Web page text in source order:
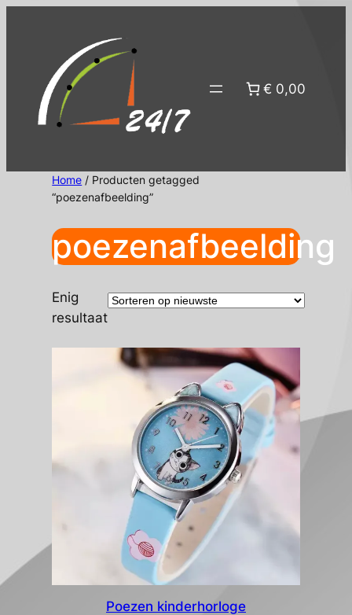
€ 0,00
Home / Producten getagged
“poezenafbeelding”
poezenafbeelding
Enig
resultaat
Poezen kinderhorloge